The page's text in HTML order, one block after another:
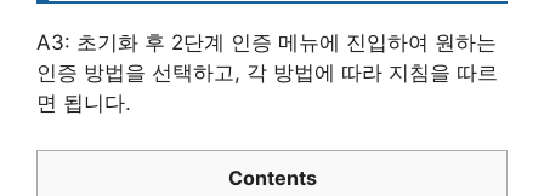
A3: 초기화 후 2단계 인증 메뉴에 진입하여 원하는
인증 방법을 선택하고, 각 방법에 따라 지침을 따르
면 됩니다.
Contents